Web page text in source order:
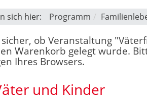
sich hier: Programm
ob Veranstaltung
Warenkorb gelegt wurde.
Ihres Browsers.
und Kinder